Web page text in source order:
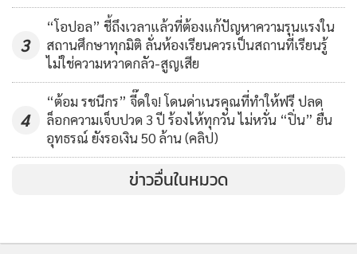
3
“โอปอล” ชี้ถึงเวลาแล้วที่ต้องแก้ปัญหาความรุนแรงใน
สถานศึกษาทุกมิติ ลั่นห้องเรียนควรเป็นสถานที่เรียนรู้
ไม่ใช่ความหวาดกลัว-สูญเสีย
4
“ต้อม รชนีกร” จี๊ดใจ! โดนด่าเนรคุณที่ทำให้ฟรี ปลด
ล็อกความเจ็บปวด 3 ปี ร้องไห้ทุกวัน ไม่หวั่น “ปิ่น” ยื่น
อุทธรณ์ ยังรอเงิน 50 ล้าน (คลิป)
ข่าวอื่นในหมวด